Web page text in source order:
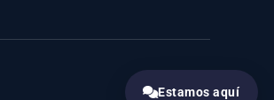
Estamos aquí